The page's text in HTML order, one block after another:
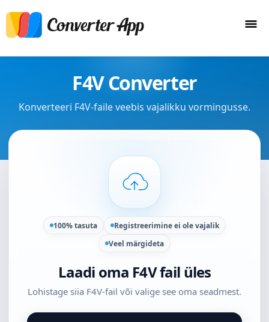
F4V Converter
Konverteeri F4V-faile veebis vajalikku vormingusse.
100% tasuta
Registreerimine ei ole vajalik
Veel märgideta
Laadi oma F4V fail üles
Lohistage siia F4V-fail või valige see oma seadmest.